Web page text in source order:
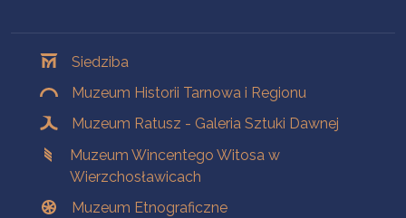
Siedziba
Muzeum Historii Tarnowa i Regionu
Muzeum Ratusz - Galeria Sztuki Dawnej
Muzeum Wincentego Witosa w
Wierzchosławicach
Muzeum Etnograficzne